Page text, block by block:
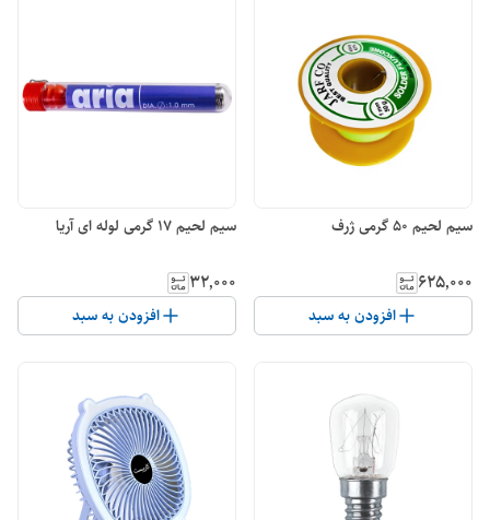
سیم لحیم 50 گرمی ژرف
۶۲۵٬۰۰۰
افزودن به سبد
سیم لحیم 17 گرمی لوله ای آریا
۳۲٬۰۰۰
افزودن به سبد